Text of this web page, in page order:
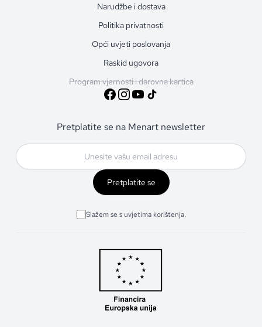
Narudžbe i dostava
Politika privatnosti
Opći uvjeti poslovanja
Raskid ugovora
Program vjernosti i darovna kartica
Pretplatite se na Menart newsletter
Pretplatite se
Slažem se s uvjetima korištenja.